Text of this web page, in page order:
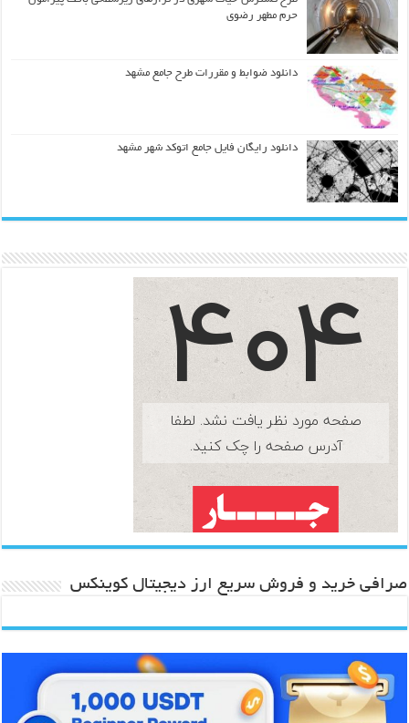
حرم مطهر رضوي
دانلود ضوابط و مقررات طرح جامع مشهد
دانلود رایگان فایل جامع اتوکد شهر مشهد
صرافی خرید و فروش سریع ارز دیجیتال کوینکس